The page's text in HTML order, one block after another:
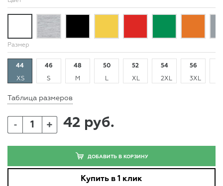
Размер
44
XS
46
S
48
M
50
L
52
XL
54
2XL
56
3XL
Таблица размеров
- + 42 руб.
ДОБАВИТЬ В КОРЗИНУ
Купить в 1 клик